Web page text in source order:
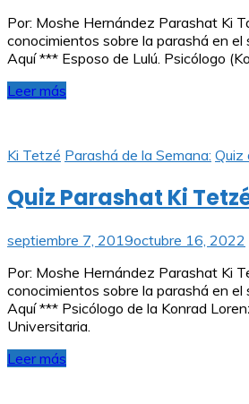
Por: Moshe Hernández Parashat Ki
conocimientos sobre la parashá en el
Aquí *** Esposo de Lulú. Psicólogo
Leer más
Ki Tetzé Parashá de la Semana: Quiz
Quiz Parashat Ki
septiembre 7, 2019octubre 16, 2022
Por: Moshe Hernández Parashat Ki
conocimientos sobre la parashá en el
Aquí *** Psicólogo de la Konrad
Universitaria.
Leer más